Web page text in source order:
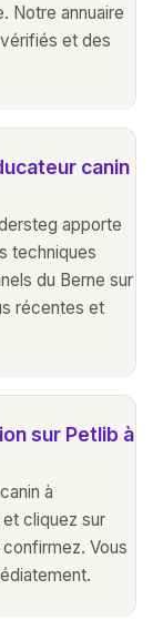
Notre annuaire
et des
canin
apporte
techniques
du Berne sur
récentes et
sur Petlib à
à
cliquez sur
Vous